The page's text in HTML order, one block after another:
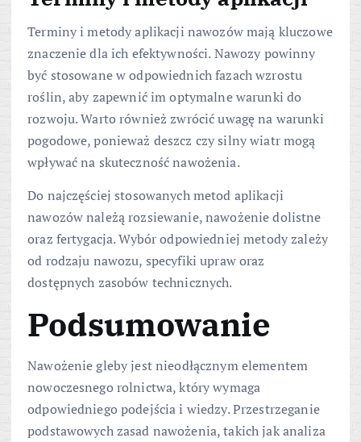
Terminy i metody aplikacji nawozów mają kluczowe
znaczenie dla ich efektywności. Nawozy powinny
być stosowane w odpowiednich fazach wzrostu
roślin, aby zapewnić im optymalne warunki do
rozwoju. Warto również zwrócić uwagę na warunki
pogodowe, ponieważ deszcz czy silny wiatr mogą
wpływać na skuteczność nawożenia.
Do najczęściej stosowanych metod aplikacji
nawozów należą rozsiewanie, nawożenie dolistne
oraz fertygacja. Wybór odpowiedniej metody zależy
od rodzaju nawozu, specyfiki upraw oraz
dostępnych zasobów technicznych.
Podsumowanie
Nawożenie gleby jest nieodłącznym elementem
nowoczesnego rolnictwa, który wymaga
odpowiedniego podejścia i wiedzy. Przestrzeganie
podstawowych zasad nawożenia, takich jak analiza